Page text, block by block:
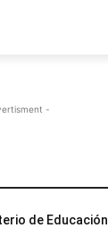
-
de Educación